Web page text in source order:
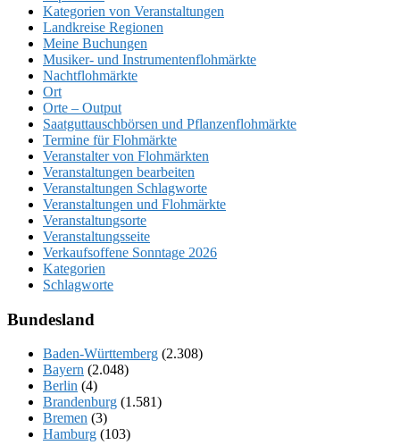
Kategorien von Veranstaltungen
Landkreise Regionen
Meine Buchungen
Musiker- und Instrumentenflohmärkte
Nachtflohmärkte
Ort
Orte – Output
Saatguttauschbörsen und Pflanzenflohmärkte
Termine für Flohmärkte
Veranstalter von Flohmärkten
Veranstaltungen bearbeiten
Veranstaltungen Schlagworte
Veranstaltungen und Flohmärkte
Veranstaltungsorte
Veranstaltungsseite
Verkaufsoffene Sonntage 2026
Kategorien
Schlagworte
Bundesland
Baden-Württemberg (2.308)
Bayern (2.048)
Berlin (4)
Brandenburg (1.581)
Bremen (3)
Hamburg (103)